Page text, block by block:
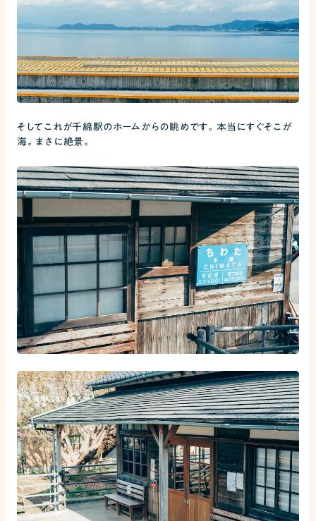
そしてこれが千綿駅のホームからの眺めです。本当にすぐそこが
海。まさに絶景。